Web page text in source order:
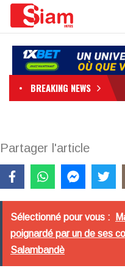
BREAKING NEWS
Partager l'article
Sélectionné pour vous :
poignardé par un de ses
Salambandè